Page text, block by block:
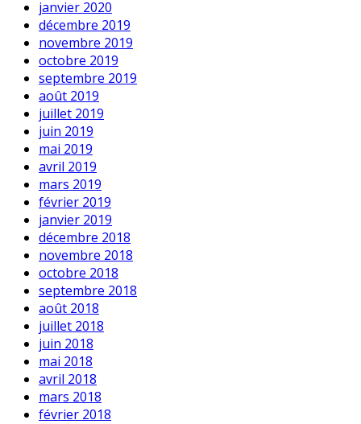
janvier 2020
décembre 2019
novembre 2019
octobre 2019
septembre 2019
août 2019
juillet 2019
juin 2019
mai 2019
avril 2019
mars 2019
février 2019
janvier 2019
décembre 2018
novembre 2018
octobre 2018
septembre 2018
août 2018
juillet 2018
juin 2018
mai 2018
avril 2018
mars 2018
février 2018